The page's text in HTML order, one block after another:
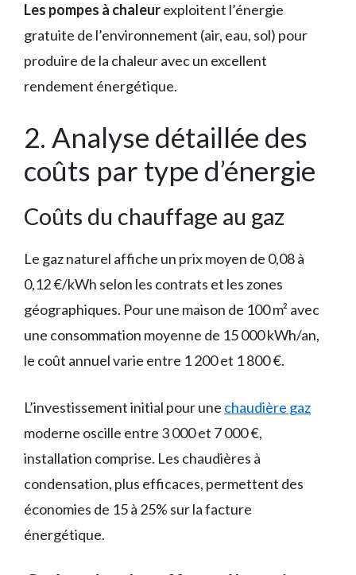
Les pompes à chaleurexploitent l’énergie
gratuite de l’environnement (air, eau, sol) pour
produire de la chaleur avec un excellent
rendement énergétique.
2. Analyse détaillée des
coûts par type d’énergie
Coûts du chauffage au gaz
Le gaz naturel affiche un prix moyen de 0,08 à
0,12 €/kWh selon les contrats et les zones
géographiques. Pour une maison de 100 m² avec
une consommation moyenne de 15 000 kWh/an,
le coût annuel varie entre 1 200 et 1 800 €.
L’investissement initial pour une chaudière gaz
moderne oscille entre 3 000 et 7 000 €,
installation comprise. Les chaudières à
condensation, plus efficaces, permettent des
économies de 15 à 25% sur la facture
énergétique.